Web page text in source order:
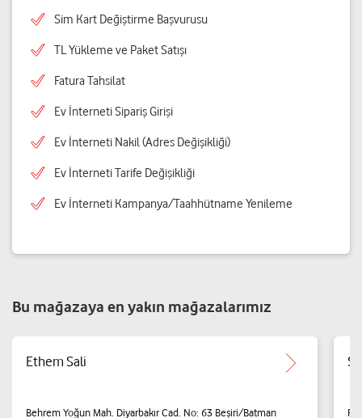
Sim Kart Değiştirme Başvurusu
TL Yükleme ve Paket Satışı
Fatura Tahsilat
Ev İnterneti Sipariş Girişi
Ev İnterneti Nakil (Adres Değişikliği)
Ev İnterneti Tarife Değişikliği
Ev İnterneti Kampanya/Taahhütname Yenileme
Bu mağazaya en yakın mağazalarımız
Ethem Sali
Behrem Yoğun Mah. Diyarbakır Cad. No: 63 Beşiri/Batman